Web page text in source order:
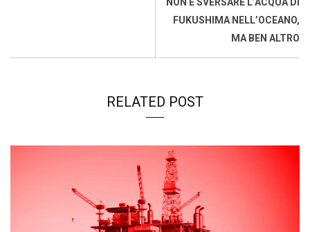
kFUKUSHIMA NELL’OCEANO,
MA BEN ALTRO
RELATED POST